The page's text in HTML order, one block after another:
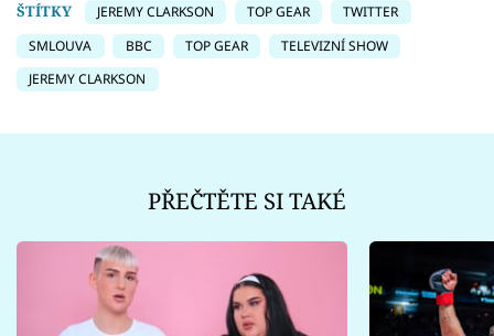
ŠTÍTKY
JEREMY CLARKSON TOP GEAR
TWITTER
SMLOUVA
BBC TOP GEAR
TELEVIZNÍ SHOW
JEREMY CLARKSON
PŘEČTĚTE SI TAKÉ